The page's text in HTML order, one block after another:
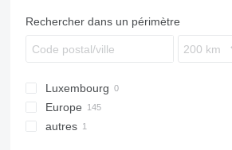
Rechercher dans un périmètre
Luxembourg
Europe
Pays-Bas
autres